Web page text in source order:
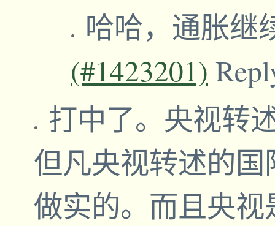
哈哈，通胀继
(#1423201)
打中了。央视转
但凡央视转述的
做实的。而且央